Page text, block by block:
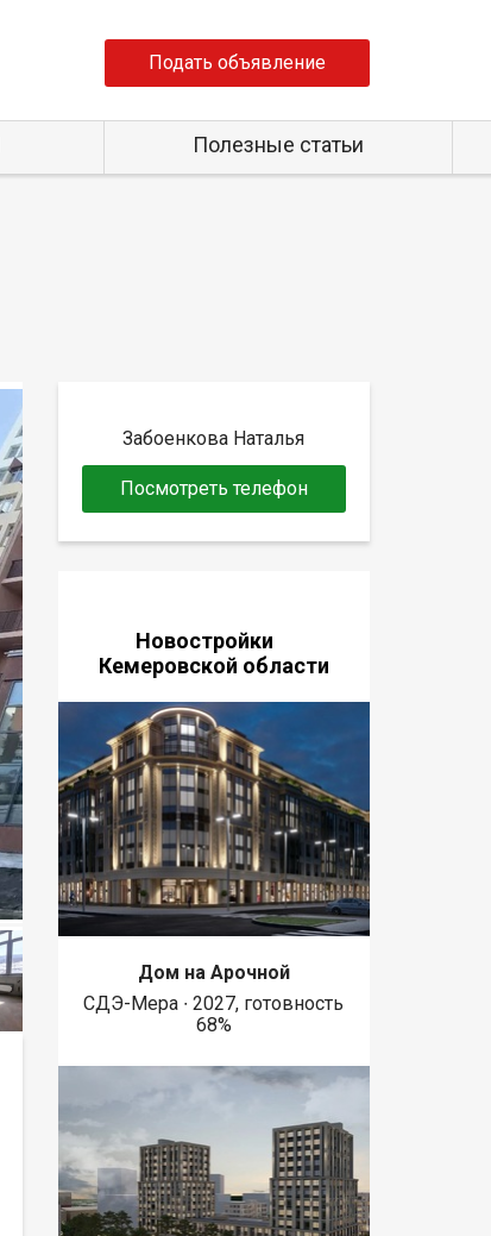
Подать объявление
Полезные статьи
Забоенкова Наталья
Посмотреть телефон
Новостройки
Кемеровской области
Дом на Арочной
СДЭ-Мера ∙ 2027, готовность
68%